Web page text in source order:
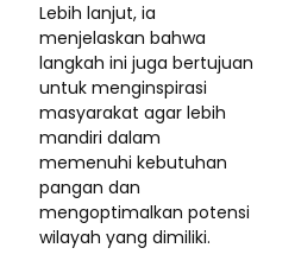
Lebih lanjut, ia
menjelaskan bahwa
langkah ini juga bertujuan
untuk menginspirasi
masyarakat agar lebih
mandiri dalam
memenuhi kebutuhan
pangan dan
mengoptimalkan potensi
wilayah yang dimiliki.